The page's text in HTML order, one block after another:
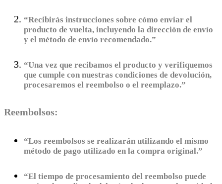
“Recibirás instrucciones sobre cómo enviar el
producto de vuelta, incluyendo la dirección de envío
y el método de envío recomendado.”
“Una vez que recibamos el producto y verifiquemos
que cumple con nuestras condiciones de devolución,
procesaremos el reembolso o el reemplazo.”
Reembolsos:
“Los reembolsos se realizarán utilizando el mismo
método de pago utilizado en la compra original.”
“El tiempo de procesamiento del reembolso puede